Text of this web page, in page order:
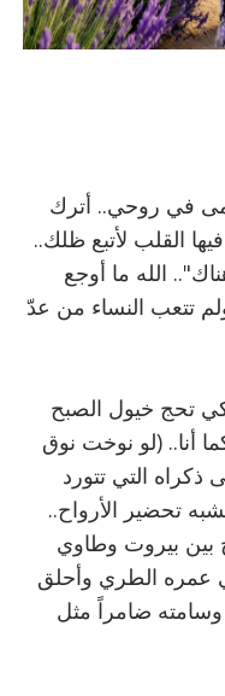
في روحي.. أترك
القلب لأتبع ظلك..
الله ما أوجع
ولم تتعب النساء من عدّ
تحج خيول الصبح
أنا.. (لو نوخت نوق
التي تتورد
تحضير الأرواح..
بين بيروت وطاوي
عمره الطري وأحلق
ضامراً مثل